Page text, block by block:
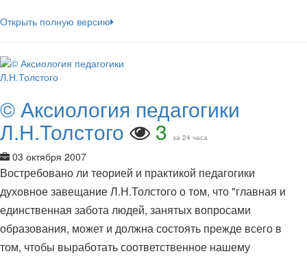
Открыть полную версию
© Аксиология педагогики
Л.Н.Толстого 3 за 24 часа
03 октября 2007
Востребовано ли теорией и практикой педагогики
духовное завещание Л.Н.Толстого о том, что "главная и
единственная забота людей, занятых вопросами
образования, может и должна состоять прежде всего в
том, чтобы выработать соответственное нашему